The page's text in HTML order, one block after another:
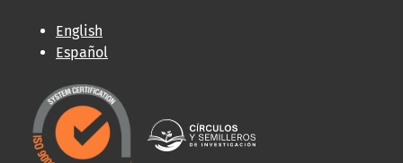
English
Español